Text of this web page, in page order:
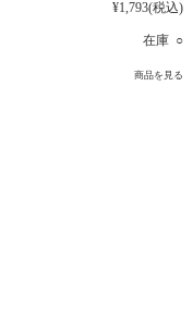
¥1,793(税込)
在庫 ○
商品を見る